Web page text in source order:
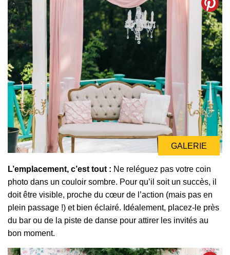
GALERIE
L’emplacement, c’est tout : Ne reléguez pas votre coin
photo dans un couloir sombre. Pour qu’il soit un succès, il
doit être visible, proche du cœur de l’action (mais pas en
plein passage !) et bien éclairé. Idéalement, placez-le près
du bar ou de la piste de danse pour attirer les invités au
bon moment.